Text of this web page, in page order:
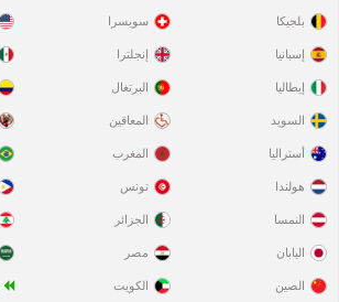
بلجيكا
إسبانيا
إيطاليا
السويد
سويسرا
إنجلترا
البرتغال
المعاقين
أستراليا
هولندا
النمسا
اليابان
الصين
المغرب
تونس
الجزائر
مصر
الكويت